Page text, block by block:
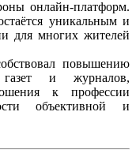
онлайн-платформ.
уникальным и
для многих жителей
повышению
и журналов,
к профессии
объективной и